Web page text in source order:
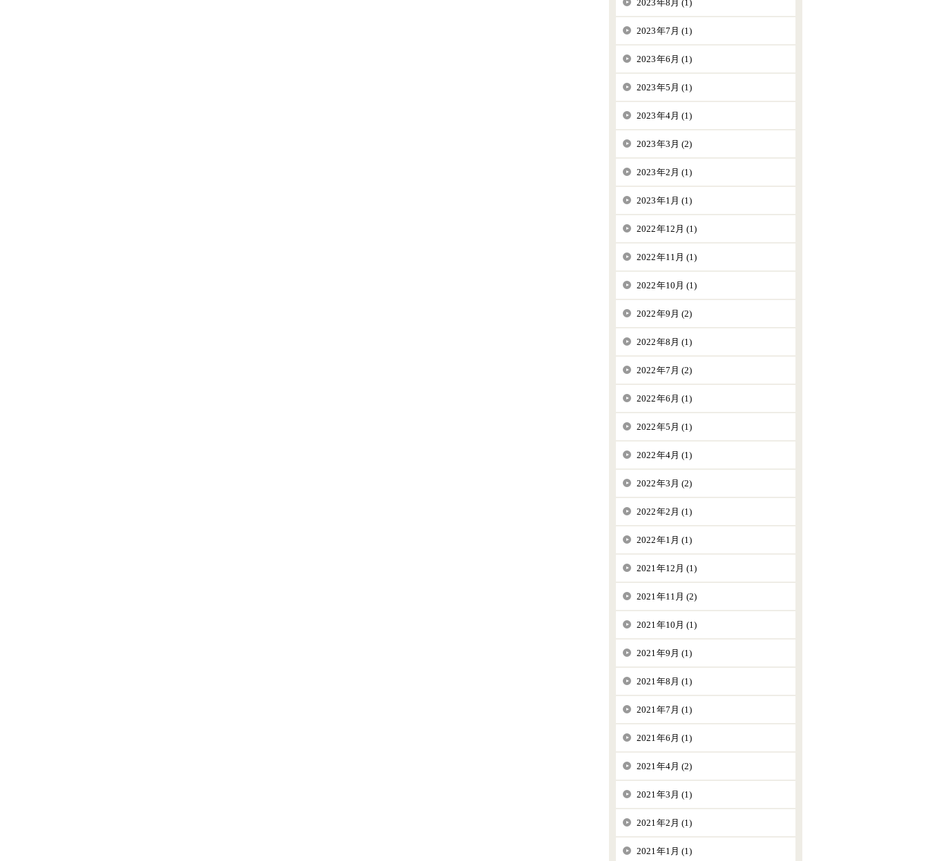
2023年8月 (1)
2023年7月 (1)
2023年6月 (1)
2023年5月 (1)
2023年4月 (1)
2023年3月 (2)
2023年2月 (1)
2023年1月 (1)
2022年12月 (1)
2022年11月 (1)
2022年10月 (1)
2022年9月 (2)
2022年8月 (1)
2022年7月 (2)
2022年6月 (1)
2022年5月 (1)
2022年4月 (1)
2022年3月 (2)
2022年2月 (1)
2022年1月 (1)
2021年12月 (1)
2021年11月 (2)
2021年10月 (1)
2021年9月 (1)
2021年8月 (1)
2021年7月 (1)
2021年6月 (1)
2021年4月 (2)
2021年3月 (1)
2021年2月 (1)
2021年1月 (1)